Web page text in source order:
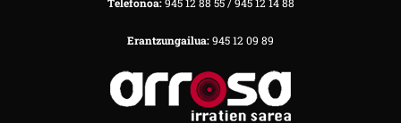
Telefonoa:945 12 88 55 / 945 12 14 88
Erantzungailua:945 12 09 89